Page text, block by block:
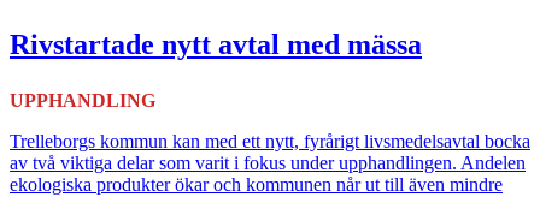
Rivstartade nytt avtal med mässa
UPPHANDLING
Trelleborgs kommun kan med ett nytt, fyrårigt livsmedelsavtal bocka
av två viktiga delar som varit i fokus under upphandlingen. Andelen
ekologiska produkter ökar och kommunen når ut till även mindre